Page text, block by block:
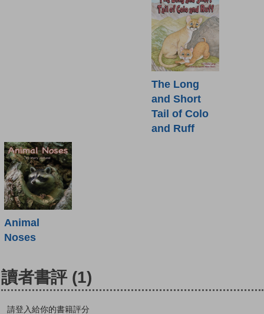
The Long
and Short
Tail of Colo
and Ruff
Animal
Noses
讀者書評 (1)
請登入給你的書籍評分